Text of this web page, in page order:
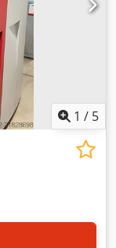
1 / 5